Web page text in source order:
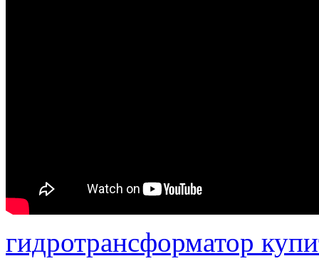
гидротрансформатор